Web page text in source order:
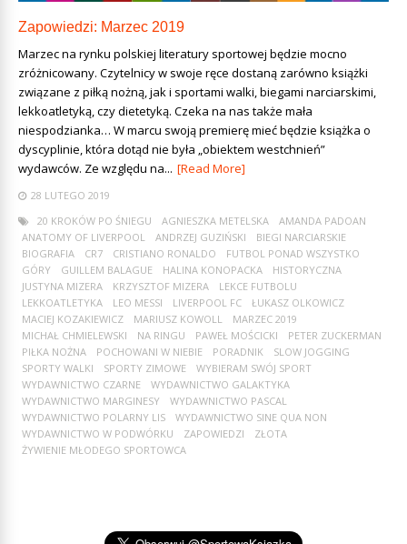
Zapowiedzi: Marzec 2019
Marzec na rynku polskiej literatury sportowej będzie mocno
zróżnicowany. Czytelnicy w swoje ręce dostaną zarówno książki
związane z piłką nożną, jak i sportami walki, biegami narciarskimi,
lekkoatletyką, czy dietetyką. Czeka na nas także mała
niespodzianka… W marcu swoją premierę mieć będzie książka o
dyscyplinie, która dotąd nie była „obiektem westchnień”
wydawców. Ze względu na... [Read More]
28 LUTEGO 2019
20 KROKÓW PO ŚNIEGU
AGNIESZKA METELSKA
AMANDA PADOAN
ANATOMY OF LIVERPOOL
ANDRZEJ GUZIŃSKI
BIEGI NARCIARSKIE
BIOGRAFIA
CR7 CRISTIANO RONALDO
FUTBOL PONAD WSZYSTKO
GÓRY
GUILLEM BALAGUE HALINA KONOPACKA
HISTORYCZNA
JUSTYNA MIZERA
KRZYSZTOF MIZERA
LEKCE FUTBOLU
LEKKOATLETYKA
LEO MESSI LIVERPOOL FC
ŁUKASZ OLKOWICZ
MACIEJ KOZAKIEWICZ
MARIUSZ KOWOLL
MARZEC 2019
MICHAŁ CHMIELEWSKI
NA RINGU PAWEŁ MOŚCICKI
PETER ZUCKERMAN
PIŁKA NOŻNA
POCHOWANI W NIEBIE PORADNIK
SLOW JOGGING
SPORTY WALKI
SPORTY ZIMOWE
WYBIERAM SWÓJ SPORT
WYDAWNICTWO CZARNE
WYDAWNICTWO GALAKTYKA
WYDAWNICTWO MARGINESY
WYDAWNICTWO PASCAL
WYDAWNICTWO POLARNY LIS
WYDAWNICTWO SINE QUA NON
WYDAWNICTWO W PODWÓRKU
ZAPOWIEDZI
ZŁOTA
ŻYWIENIE MŁODEGO SPORTOWCA